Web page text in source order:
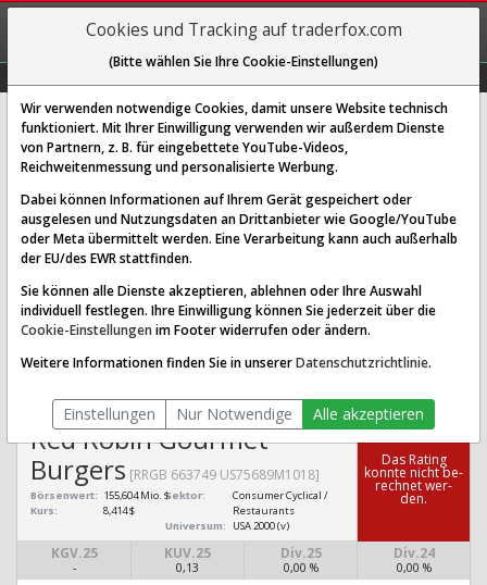
REGIS-
TRIEREN
Red Robin Gourmet Burgers Aktie:
Realtime-Kurs & Analyse (663749 |
RRGB)
SCORING SYSTEMS:
Qualitäts-Check Dividenden-Check
Wachstums-Check
geeignet?
Red Robin Gourmet
Burgers [RRGB 663749 US75689M1018]
Börsenwert: 155,604 Mio. $
Kurs:
8,414 $
Sektor:
Consumer Cyclical /
Restaurants
Universum:
USA 2000 (v)
KGV.25
-
KUV.25
0,13
Div.25
0,00 %
Div.24
0,00 %
Das Ra­ting
konn­te nicht be­
rech­net wer­
den.
Cookies und Tracking auf traderfox.com
(Bitte wählen Sie Ihre Cookie-Einstellungen)
Wir verwenden notwendige Cookies, damit unsere Website technisch
funktioniert. Mit Ihrer Einwilligung verwenden wir außerdem Dienste
von Partnern, z. B. für eingebettete YouTube-Videos,
Reichweitenmessung und personalisierte Werbung.
Dabei können Informationen auf Ihrem Gerät gespeichert oder
ausgelesen und Nutzungsdaten an Drittanbieter wie Google/YouTube
oder Meta übermittelt werden. Eine Verarbeitung kann auch außerhalb
der EU/des EWR stattfinden.
Sie können alle Dienste akzeptieren, ablehnen oder Ihre Auswahl
individuell festlegen. Ihre Einwilligung können Sie jederzeit über die
Cookie-Einstellungen im Footer widerrufen oder ändern.
Weitere Informationen finden Sie in unsererDatenschutzrichtlinie.
Einstellungen Nur Notwendige Alle akzeptieren